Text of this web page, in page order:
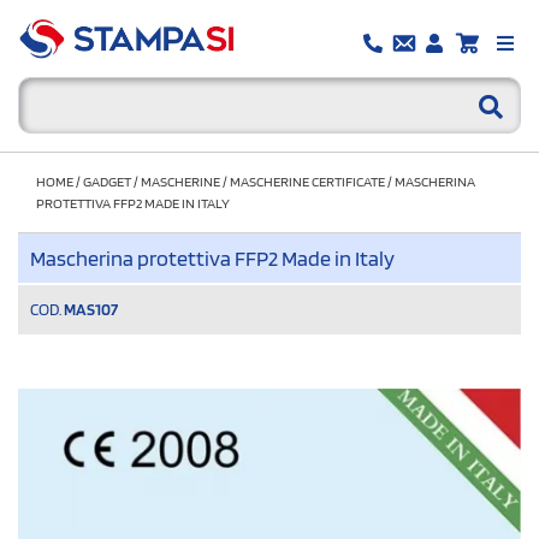
HOME/GADGET/MASCHERINE/MASCHERINE CERTIFICATE/MASCHERINA
PROTETTIVA FFP2 MADE IN ITALY
Mascherina protettiva FFP2 Made in Italy
COD. MAS107